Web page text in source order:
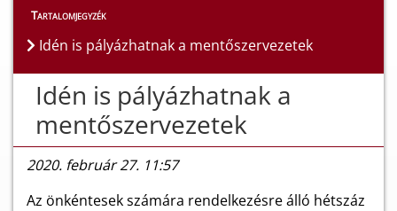
Híreink > Hírek
Tartalomjegyzék
Idén is pályázhatnak a mentőszervezetek
Idén is pályázhatnak a
mentőszervezetek
2020. február 27. 11:57
Az önkéntesek számára rendelkezésre álló hétszáz